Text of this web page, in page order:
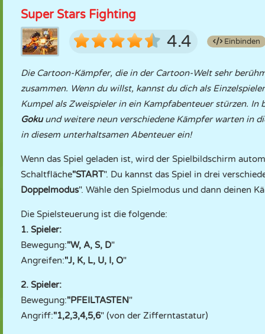
Super Stars Fighting
4.4 Einbinden
Die Cartoon-Kämpfer, die in der Cartoon-Welt sehr
zusammen. Wenn du willst, kannst du dich als
Kumpel als Zweispieler in ein Kampfabenteuer stürzen. In
Gokuund weitere neun verschiedene Kämpfer warten in
in diesem unterhaltsamen Abenteuer ein!
Wenn das Spiel geladen ist, wird der Spielbildschirm
Schaltfläche"START". Du kannst das Spiel in drei
Doppelmodus". Wähle den Spielmodus und dann deinen
Die Spielsteuerung ist die folgende:
1. Spieler:
Bewegung:"W, A, S, D"
Angreifen:"J, K, L, U, I, O"
2. Spieler:
Bewegung:"PFEILTASTEN"
Angriff:"1,2,3,4,5,6" (von der Zifferntastatur)